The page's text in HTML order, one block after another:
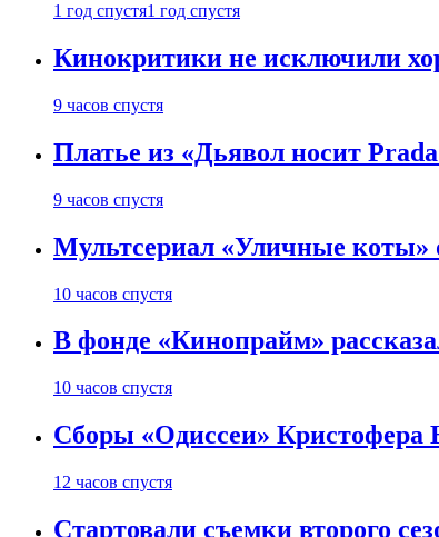
1 год спустя1 год спустя
Кинокритики не исключили
9 часов спустя
Платье из «Дьявол носит
9 часов спустя
Мультсериал «Уличные
10 часов спустя
В фонде «Кинопрайм»
10 часов спустя
Сборы «Одиссеи» Кристофера
12 часов спустя
Стартовали съемки второго